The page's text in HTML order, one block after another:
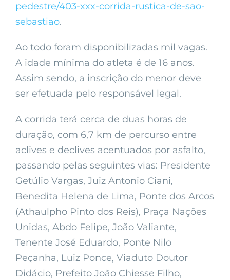
pedestre/403-xxx-corrida-rustica-de-sao-
sebastiao.
Ao todo foram disponibilizadas mil vagas.
A idade mínima do atleta é de 16 anos.
Assim sendo, a inscrição do menor deve
ser efetuada pelo responsável legal.
A corrida terá cerca de duas horas de
duração, com 6,7 km de percurso entre
aclives e declives acentuados por asfalto,
passando pelas seguintes vias: Presidente
Getúlio Vargas, Juiz Antonio Ciani,
Benedita Helena de Lima, Ponte dos Arcos
(Athaulpho Pinto dos Reis), Praça Nações
Unidas, Abdo Felipe, João Valiante,
Tenente José Eduardo, Ponte Nilo
Peçanha, Luiz Ponce, Viaduto Doutor
Didácio, Prefeito João Chiesse Filho,